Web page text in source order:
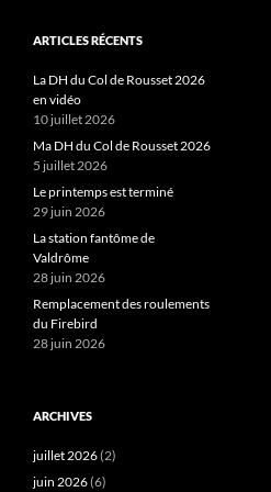
ARTICLES RÉCENTS
La DH du Col de Rousset 2026
en vidéo
10 juillet 2026
Ma DH du Col de Rousset 2026
5 juillet 2026
Le printemps est terminé
29 juin 2026
La station fantôme de
Valdrôme
28 juin 2026
Remplacement des roulements
du Firebird
28 juin 2026
ARCHIVES
juillet 2026(2)
juin 2026(6)